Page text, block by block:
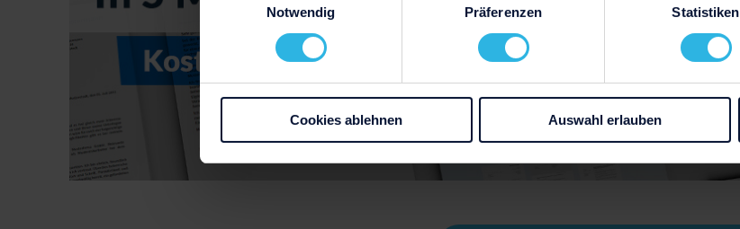
Notwendig
Präferenzen Statistiken
Cookies ablehnen Auswahl erlauben